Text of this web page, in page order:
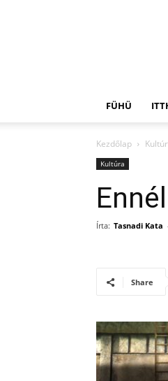
FÜHÜ
Kezdőlap
Kultúra
Írta: Tasnadi Kata
Share